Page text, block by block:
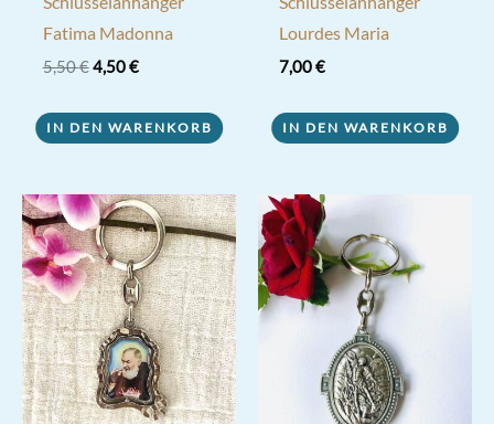
Fatima Madonna
5,50€ Ursprünglicher
5,50 €
4,50€Aktueller
4,50 €.
IN DEN WARENKORB
Lourdes Maria
7,00€
IN DEN WARENKORB